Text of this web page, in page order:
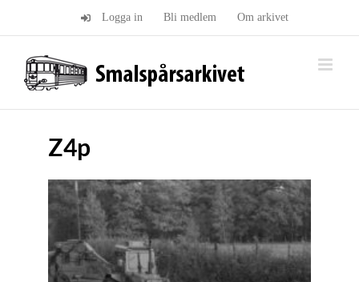
Logga in Bli medlem Om arkivet
Z4p